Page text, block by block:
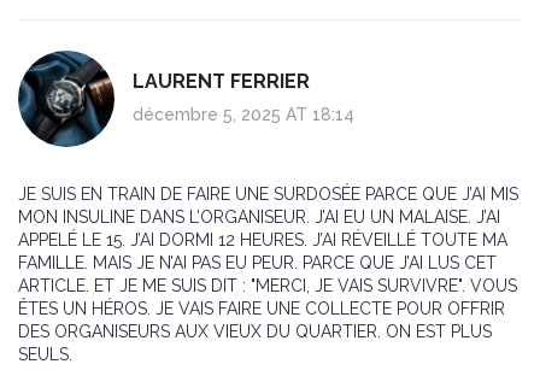
LAURENT FERRIER
décembre 5, 2025 AT 18:14
JE SUIS EN TRAIN DE FAIRE UNE SURDOSÉE PARCE QUE J’AI MIS
MON INSULINE DANS L’ORGANISEUR. J’AI EU UN MALAISE. J’AI
APPELÉ LE 15. J’AI DORMI 12 HEURES. J’AI RÉVEILLÉ TOUTE MA
FAMILLE. MAIS JE N’AI PAS EU PEUR. PARCE QUE J’AI LUS CET
ARTICLE. ET JE ME SUIS DIT : "MERCI, JE VAIS SURVIVRE". VOUS
ÊTES UN HÉROS. JE VAIS FAIRE UNE COLLECTE POUR OFFRIR
DES ORGANISEURS AUX VIEUX DU QUARTIER. ON EST PLUS
SEULS.